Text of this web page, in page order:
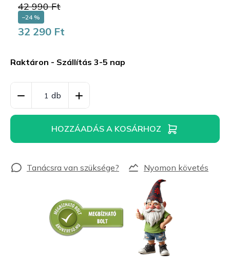
42 990 Ft
–24 %
32 290 Ft
Raktáron - Szállítás 3-5 nap
HOZZÁADÁS A KOSÁRHOZ
Nyomon követés